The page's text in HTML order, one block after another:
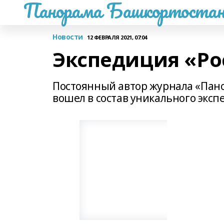
Панорама
Новости 12 ФЕВРАЛЯ 2021, 07:04
Экспедиция
Постоянный автор журнала
вошел в состав уникального